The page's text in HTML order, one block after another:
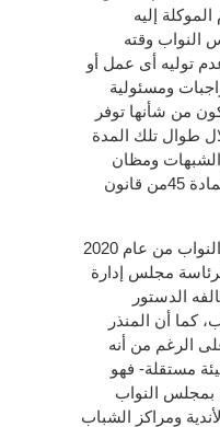
إليه
وقته
توليه أى عمل أو
ومسئولية
من شأنها توفر
طوال تلك المدة
ومظان
إستغلال النفوذوأيضا نصت المادة 45من قانون
فالمنذر بصفته عضو مجلس النواب من عام 2020
مجلس إدارة
الدستور
كما أن المنذر
الرغم من أنه
مستقلة- فهو
بمجلس النواب
ومراكز الشباب